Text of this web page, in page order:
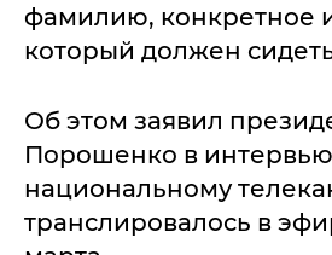
фамилию, конкретное
который должен
Об этом заявил
Порошенко в
национальному
транслировалось в